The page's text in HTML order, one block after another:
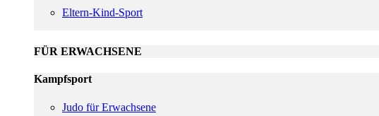
Eltern-Kind-Sport
FÜR ERWACHSENE
Kampfsport
Judo für Erwachsene